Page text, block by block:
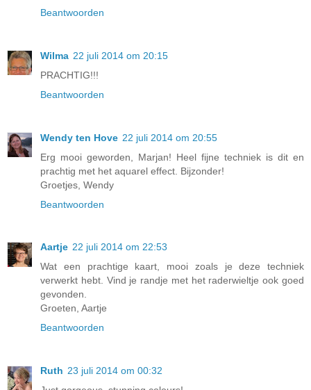
Beantwoorden
Wilma 22 juli 2014 om 20:15
PRACHTIG!!!
Beantwoorden
Wendy ten Hove 22 juli 2014 om 20:55
Erg mooi geworden, Marjan! Heel fijne techniek is dit en
prachtig met het aquarel effect. Bijzonder!
Groetjes, Wendy
Beantwoorden
Aartje 22 juli 2014 om 22:53
Wat een prachtige kaart, mooi zoals je deze techniek
verwerkt hebt. Vind je randje met het raderwieltje ook goed
gevonden.
Groeten, Aartje
Beantwoorden
Ruth 23 juli 2014 om 00:32